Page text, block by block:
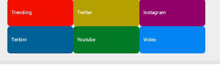
Trending Twitter Instagram
Terkini Youtube Video